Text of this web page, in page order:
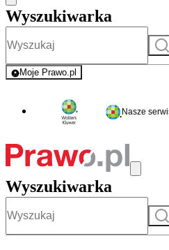
Wyszukiwarka
Moje Prawo.pl
- rejestracja i logowanie do
Nasze
Wyszukiwarka